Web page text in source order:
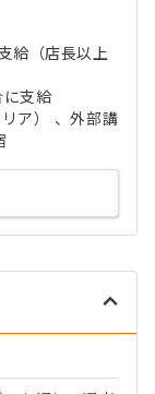
給（店長以上
支給
ア） 、外部講